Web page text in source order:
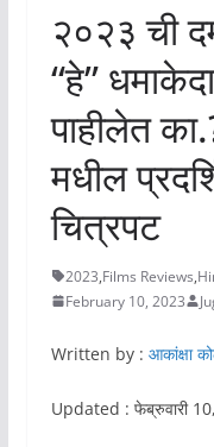
२०२३ ची
“हे”
पाहीलेत
मधील
चित्रपट
2023,Films Reviews,
February 10, 2023
Written by : आकांक्षा
Updated : फेब्रुवारी